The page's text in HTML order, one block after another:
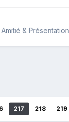
& Présentation
217 218 219